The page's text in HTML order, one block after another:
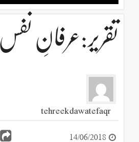
تقریر:عرفانِ نفس
tehreekdawatefaqr
14/06/2018